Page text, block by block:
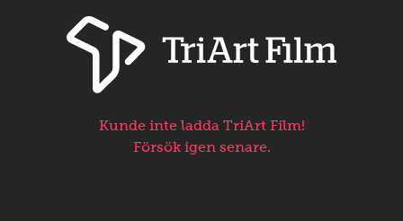
Kunde inte ladda TriArt Film!
Försök igen senare.